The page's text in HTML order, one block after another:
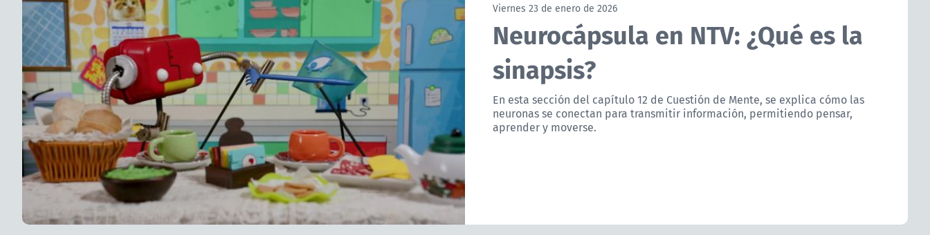
Viernes 23 de enero de 2026
Neurocápsula en NTV: ¿Qué es la
sinapsis?
En esta sección del capítulo 12 de Cuestión de Mente, se explica cómo las
neuronas se conectan para transmitir información, permitiendo pensar,
aprender y moverse.